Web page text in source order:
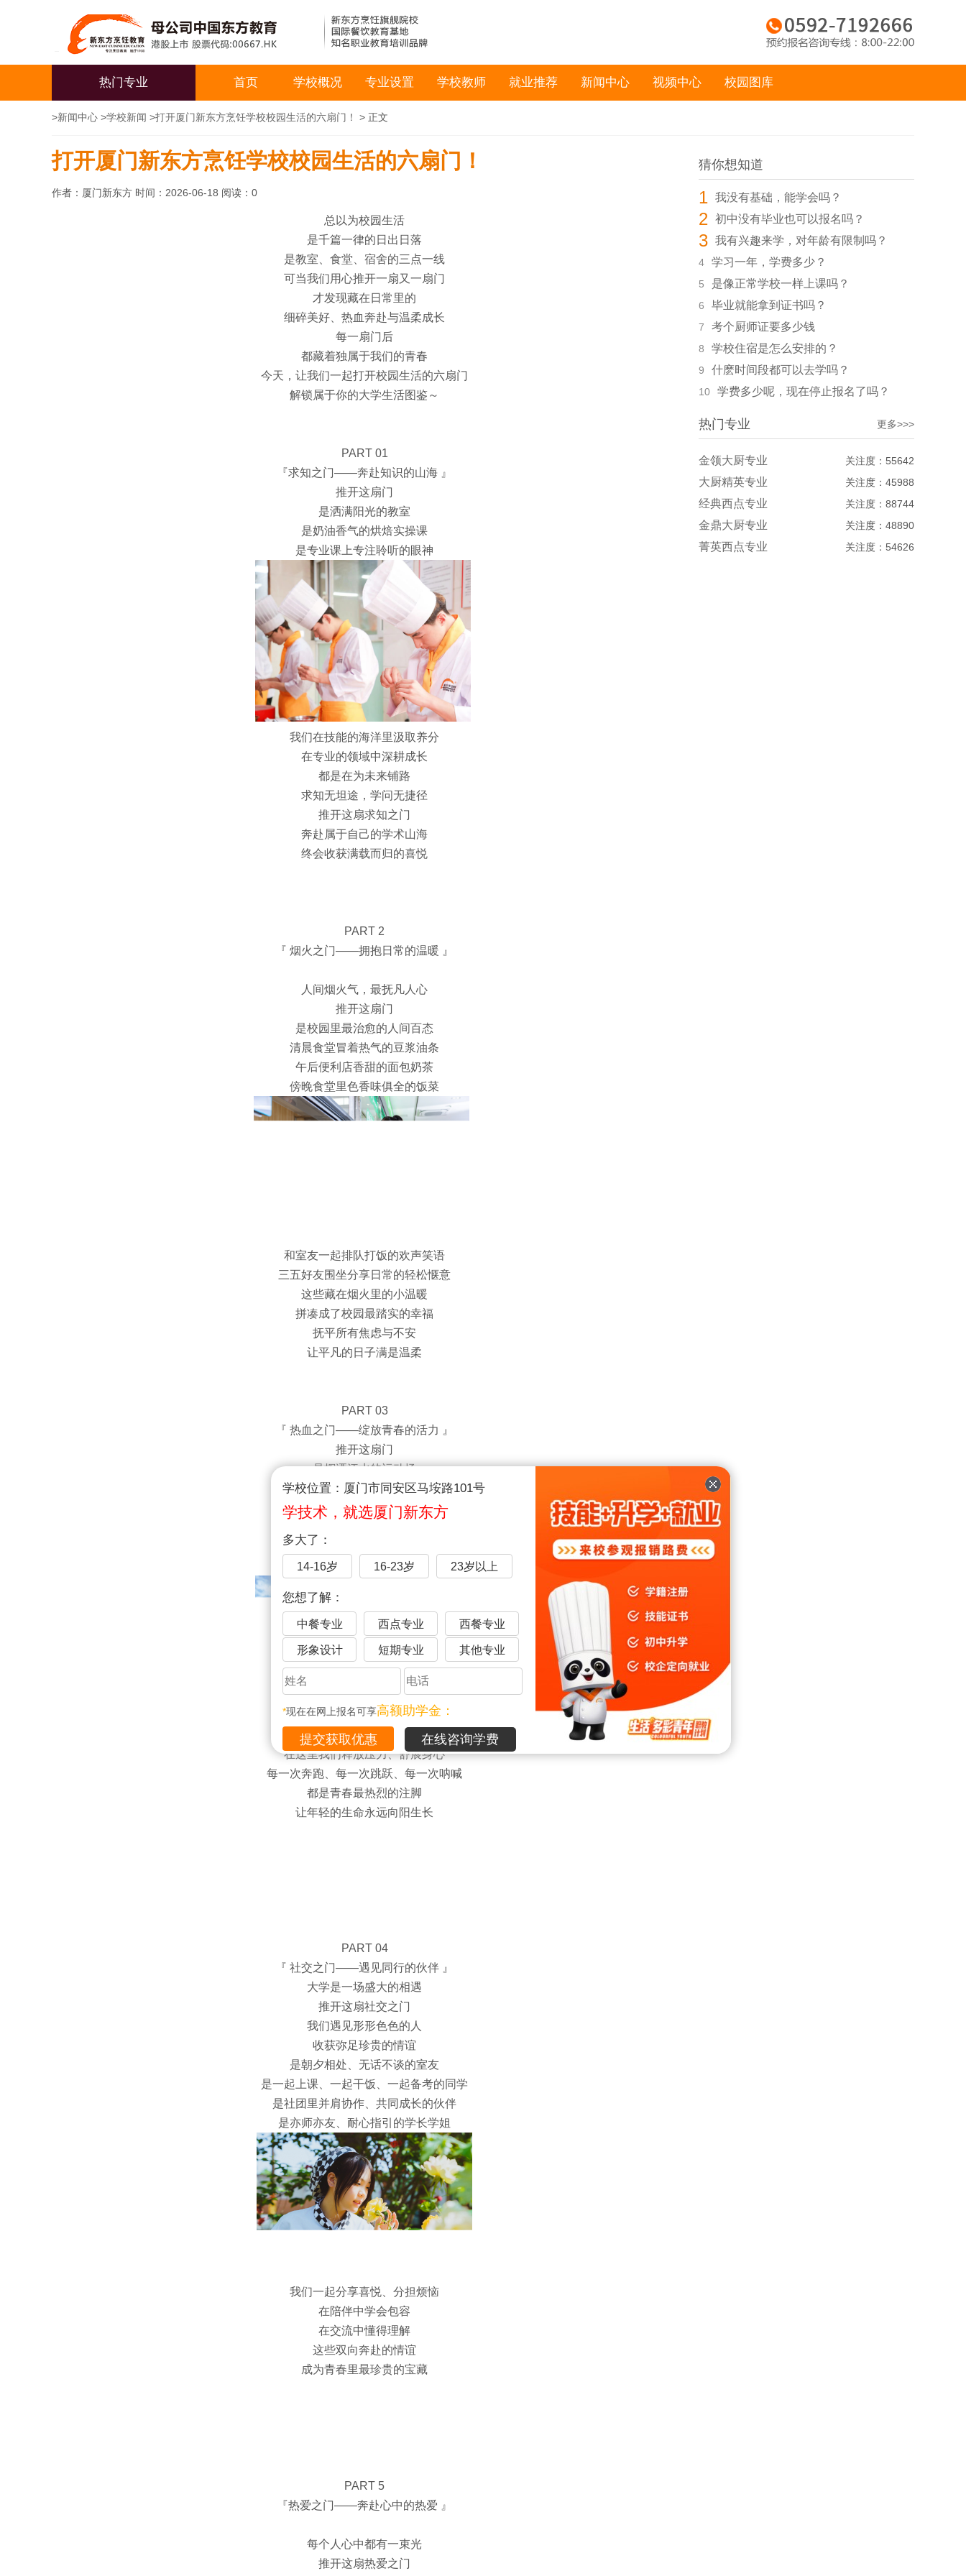
学校位置：厦门市同安区马垵路101号
学技术，就选厦门新东方
多大了：
14-16岁 16-23岁 23岁以上
您想了解：
中餐专业 西点专业 西餐专业
形象设计 短期专业 其他专业
*现在在网上报名可享高额助学金：
在线咨询学费
热门专业 首页 学校概况 专业设置 学校教师 就业推荐 新闻中心 视频中心 校园图库
>新闻中心 >学校新闻 >打开厦门新东方烹饪学校校园生活的六扇门！ > 正文
打开厦门新东方烹饪学校校园生活的六扇门！
作者：厦门新东方 时间：2026-06-18 阅读： 0
总以为校园生活
是千篇一律的日出日落
是教室、食堂、宿舍的三点一线
可当我们用心推开一扇又一扇门
才发现藏在日常里的
细碎美好、热血奔赴与温柔成长
每一扇门后
都藏着独属于我们的青春
今天，让我们一起打开校园生活的六扇门
解锁属于你的大学生活图鉴～
PART 01
『求知之门——奔赴知识的山海 』
推开这扇门
是洒满阳光的教室
是奶油香气的烘焙实操课
是专业课上专注聆听的眼神
我们在技能的海洋里汲取养分
在专业的领域中深耕成长
都是在为未来铺路
求知无坦途，学问无捷径
推开这扇求知之门
奔赴属于自己的学术山海
终会收获满载而归的喜悦
PART 2
『 烟火之门——拥抱日常的温暖 』
人间烟火气，最抚凡人心
推开这扇门
是校园里最治愈的人间百态
清晨食堂冒着热气的豆浆油条
午后便利店香甜的面包奶茶
傍晚食堂里色香味俱全的饭菜
和室友一起排队打饭的欢声笑语
三五好友围坐分享日常的轻松惬意
这些藏在烟火里的小温暖
拼凑成了校园最踏实的幸福
抚平所有焦虑与不安
让平凡的日子满是温柔
PART 03
『 热血之门——绽放青春的活力 』
推开这扇门
是挥洒汗水的运动场
是活力满满的青春赛场
篮球场上跳跃的身影
羽毛球场上来回飞跃的弧线
操场上迎着晚风慢跑的惬意
青春本就该热血沸腾
在这里我们释放压力、舒展身心
每一次奔跑、每一次跳跃、每一次呐喊
都是青春最热烈的注脚
让年轻的生命永远向阳生长
PART 04
『 社交之门——遇见同行的伙伴 』
大学是一场盛大的相遇
推开这扇社交之门
我们遇见形形色色的人
收获弥足珍贵的情谊
是朝夕相处、无话不谈的室友
是一起上课、一起干饭、一起备考的同学
是社团里并肩协作、共同成长的伙伴
是亦师亦友、耐心指引的学长学姐
我们一起分享喜悦、分担烦恼
在陪伴中学会包容
在交流中懂得理解
这些双向奔赴的情谊
成为青春里最珍贵的宝藏
PART 5
『热爱之门——奔赴心中的热爱 』
每个人心中都有一束光
推开这扇热爱之门
猜你想知道
1 我没有基础，能学会吗？
2 初中没有毕业也可以报名吗？
3 我有兴趣来学，对年龄有限制吗？
4 学习一年，学费多少？
5 是像正常学校一样上课吗？
6 毕业就能拿到证书吗？
7 考个厨师证要多少钱
8 学校住宿是怎么安排的？
9 什麽时间段都可以去学吗？
10 学费多少呢，现在停止报名了吗？
热门专业 更多>>>
金领大厨专业 关注度：55642
大厨精英专业 关注度：45988
经典西点专业 关注度：88744
金鼎大厨专业 关注度：48890
菁英西点专业 关注度：54626